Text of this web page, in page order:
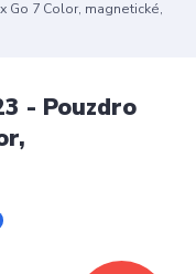
Go 7 Color, magnetické,
- Pouzdro